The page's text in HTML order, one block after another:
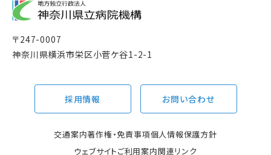
〒247-0007
神奈川県横浜市栄区小菅ケ谷1-2-1
採用情報 お問い合わせ
交通案内著作権・免責事項個人情報保護方針
ウェブサイトご利用案内関連リンク